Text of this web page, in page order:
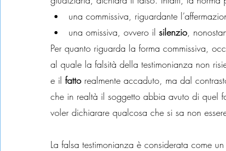
una commissiva, riguardante
una omissiva, ovvero il silenzio,
Per quanto riguarda la forma commissiva,
al quale la falsità della testimonianza non
e il fatto realmente accaduto, ma dal
che in realtà il soggetto abbia avuto di
voler dichiarare qualcosa che si sa non
La falsa testimonianza è considerata come